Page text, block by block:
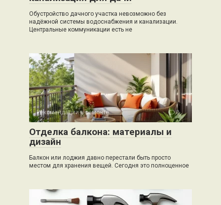
Обустройство дачного участка невозможно без
надёжной системы водоснабжения и канализации.
Центральные коммуникации есть не
Рекомендации в ремонте 0
Отделка балкона: материалы и
дизайн
Балкон или лоджия давно перестали быть просто
местом для хранения вещей. Сегодня это полноценное